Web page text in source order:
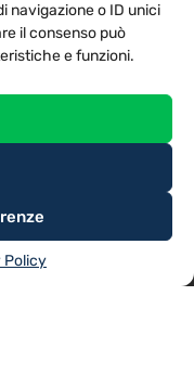
navigazione o ID unici
il consenso può
e funzioni.
Policy
Pistoia (PT)